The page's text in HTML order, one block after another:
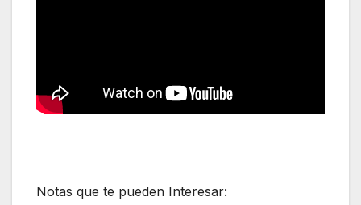
Notas que te pueden Interesar: